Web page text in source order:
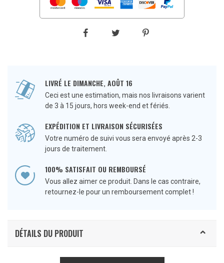
LIVRÉ LE DIMANCHE, AOÛT 16
Ceci est une estimation, mais nos livraisons varient
de 3 à 15 jours, hors week-end et fériés.
EXPÉDITION ET LIVRAISON SÉCURISÉES
Votre numéro de suivi vous sera envoyé après 2-3
jours de traitement.
100% SATISFAIT OU REMBOURSÉ
Vous allez aimer ce produit. Dans le cas contraire,
retournez-le pour un remboursement complet !
DÉTAILS DU PRODUIT